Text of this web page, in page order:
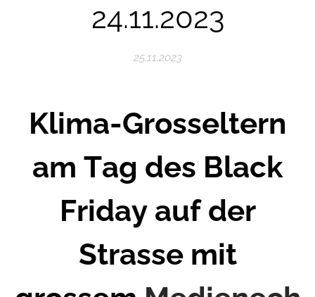
24.11.2023
25.11.2023
Klima-Grosseltern
am Tag des Black
Friday auf der
Strasse mit